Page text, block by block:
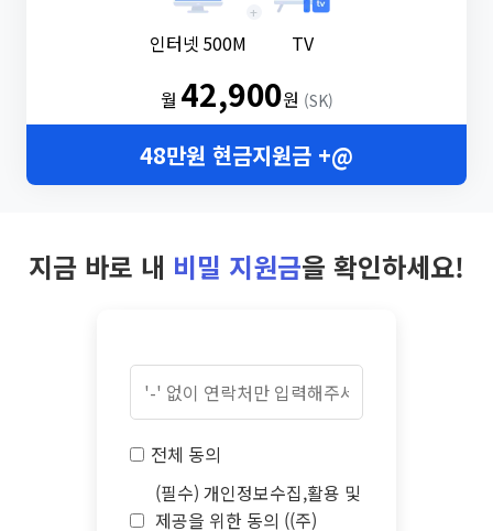
인터넷 500M
+
TV
월 42,900원 (SK)
48만원 현금지원금 +@
지금 바로 내 비밀 지원금을 확인하세요!
전체 동의
(필수) 개인정보수집,활용 및
제공을 위한 동의 ((주)